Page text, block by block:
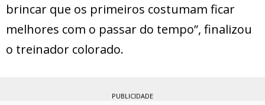
brincar que os primeiros costumam ficar
melhores com o passar do tempo”, finalizou
o treinador colorado.
PUBLICIDADE